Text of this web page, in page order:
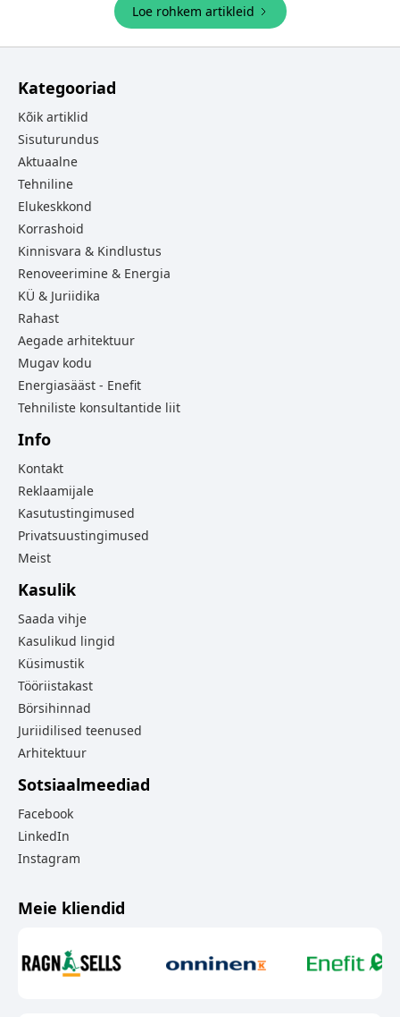
Loe rohkem artikleid
Kategooriad
Kõik artiklid
Sisuturundus
Aktuaalne
Tehniline
Elukeskkond
Korrashoid
Kinnisvara & Kindlustus
Renoveerimine & Energia
KÜ & Juriidika
Rahast
Aegade arhitektuur
Mugav kodu
Energiasääst - Enefit
Tehniliste konsultantide liit
Info
Kontakt
Reklaamijale
Kasutustingimused
Privatsuustingimused
Meist
Kasulik
Saada vihje
Kasulikud lingid
Küsimustik
Tööriistakast
Börsihinnad
Juriidilised teenused
Arhitektuur
Sotsiaalmeediad
Facebook
LinkedIn
Instagram
Meie kliendid